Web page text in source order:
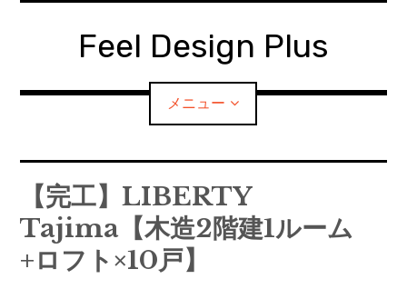
Feel Design Plus
メニュー
HOMEに戻る
お問い合わせ
会社概要
【完工】LIBERTY
Tajima【木造2階建1ルーム
+ロフト×10戸】